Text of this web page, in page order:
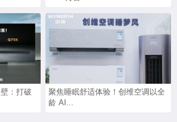
：打破
聚焦睡眠舒适体验！创维空调以全
龄 AI...